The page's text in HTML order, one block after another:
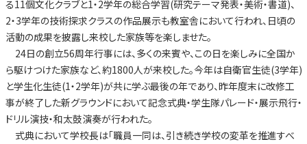
る11個文化クラブと1・2学年の総合学習(研究テーマ発表・美術・書道)、
2・3学年の技術探求クラスの作品展示も教室舎において行われ、日頃の
活動の成果を披露し来校した家族等を楽しませた。
24日の創立56周年行事には、多くの来賓や、この日を楽しみに全国か
ら駆けつけた家族など、約1800人が来校した。今年は自衛官生徒(3学年)
と学生化生徒(1・2学年)が共に学ぶ最後の年であり、昨年度末に改修工
事が終了した新グラウンドにおいて記念式典・学生隊パレード・展示飛行・
ドリル演技・和太鼓演奏が行われた。
式典において学校長は「職員一同は、引き続き学校の変革を推進すべ